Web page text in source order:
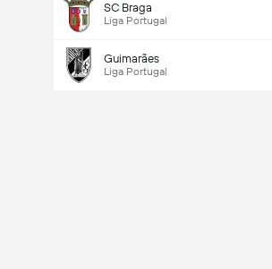
SC Braga
Liga Portugal
Guimarães
Liga Portugal